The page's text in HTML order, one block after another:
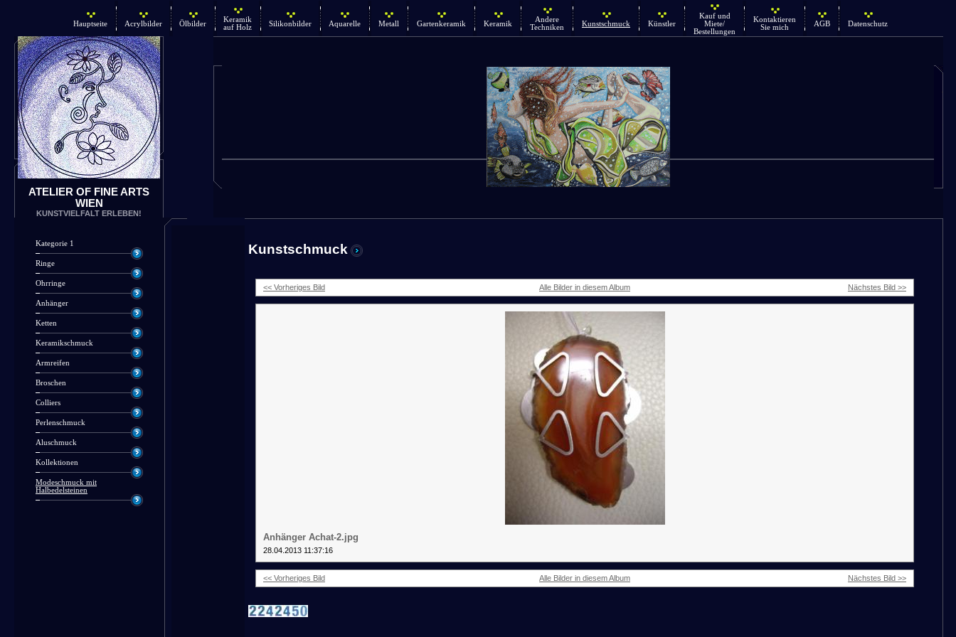
Hauptseite Acrylbilder Ölbilder
Keramik
auf Holz
Silikonbilder Aquarelle Metall Gartenkeramik Keramik
Andere
Techniken
Kunstschmuck Künstler
Kauf und
Miete/
Bestellungen
Kontaktieren
Sie mich
AGB Datenschutz
ATELIER OF FINE ARTS
WIEN
KUNSTVIELFALT ERLEBEN!
Kategorie 1
Ringe
Ohrringe
Anhänger
Ketten
Keramikschmuck
Armreifen
Broschen
Colliers
Perlenschmuck
Aluschmuck
Kollektionen
Modeschmuck mit
Halbedelsteinen
Kunstschmuck
<< Vorheriges Bild Alle Bilder in diesem Album Nächstes Bild >>
Anhänger Achat-2.jpg
28.04.2013 11:37:16
<< Vorheriges Bild Alle Bilder in diesem Album Nächstes Bild >>